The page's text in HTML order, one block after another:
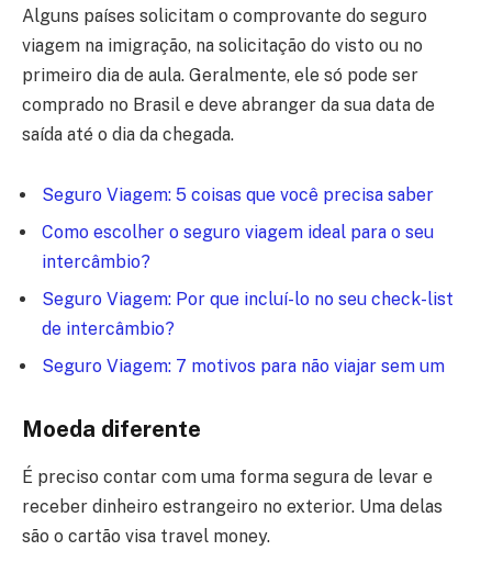
Alguns países solicitam o comprovante do seguro
viagem na imigração, na solicitação do visto ou no
primeiro dia de aula. Geralmente, ele só pode ser
comprado no Brasil e deve abranger da sua data de
saída até o dia da chegada.
Seguro Viagem: 5 coisas que você precisa saber
Como escolher o seguro viagem ideal para o seu
intercâmbio?
Seguro Viagem: Por que incluí-lo no seu check-list
de intercâmbio?
Seguro Viagem: 7 motivos para não viajar sem um
Moeda diferente
É preciso contar com uma forma segura de levar e
receber dinheiro estrangeiro no exterior. Uma delas
são o cartão visa travel money.